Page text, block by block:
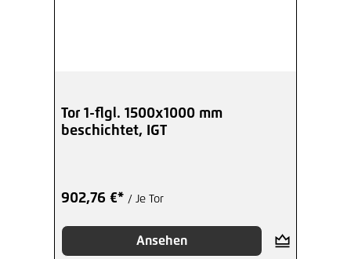
Tor 1-flgl. 1500x1000 mm
beschichtet, IGT
902,76 €* / Je Tor
Ansehen